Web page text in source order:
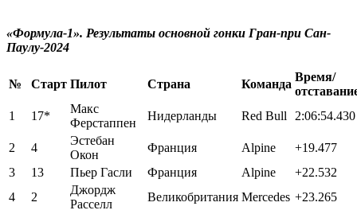
«Формула-1». Результаты основной гонки Гран-при Сан-
Паулу-2024
№ Старт Пилот Страна Команда
Время/
1
17*
Макс
Ферстаппен
Нидерланды Red Bull 2:06:54.430
2 4
Эстебан
Окон
Франция Alpine
+19.477
3
13 Пьер Гасли Франция Alpine
+22.532
4
2
Джордж
Расселл
Великобритания Mercedes +23.265